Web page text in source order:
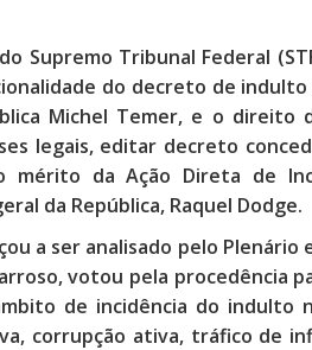
Supremo Tribunal Federal
do decreto de indulto
Michel Temer, e o direito
legais, editar decreto
da Ação Direta de
da República, Raquel Dodge.
a ser analisado pelo Plenário
votou pela procedência
de incidência do indulto
corrupção ativa, tráfico de